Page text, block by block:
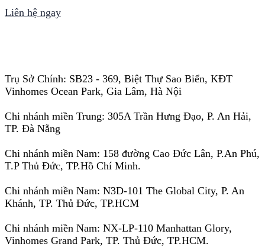
Liên hệ ngay
Trụ Sở Chính: SB23 - 369, Biệt Thự Sao Biển, KĐT
Vinhomes Ocean Park, Gia Lâm, Hà Nội
Chi nhánh miền Trung: 305A Trần Hưng Đạo, P. An Hải,
TP. Đà Nẵng
Chi nhánh miền Nam: 158 đường Cao Đức Lân, P.An Phú,
T.P Thủ Đức, TP.Hồ Chí Minh.
Chi nhánh miền Nam: N3D-101 The Global City, P. An
Khánh, TP. Thủ Đức, TP.HCM
Chi nhánh miền Nam: NX-LP-110 Manhattan Glory,
Vinhomes Grand Park, TP. Thủ Đức, TP.HCM.